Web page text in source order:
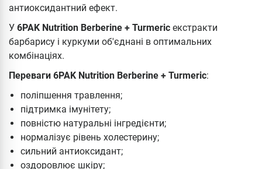
антиоксидантний ефект.
У 6PAK Nutrition Berberine + Turmeric екстракти
барбарису і куркуми об'єднані в оптимальних
комбінаціях.
Переваги 6PAK Nutrition Berberine + Turmeric:
поліпшення травлення;
підтримка імунітету;
повністю натуральні інгредієнти;
нормалізує рівень холестерину;
сильний антиоксидант;
оздоровлює шкіру;